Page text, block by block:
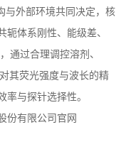
与外部环境共同决定，核
轭体系刚性、能级差、
通过合理调控溶剂、
其荧光强度与波长的精
率与探针选择性。
份有限公司官网